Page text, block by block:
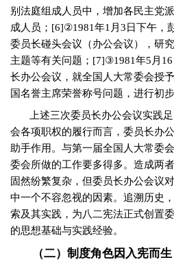
别法庭组成人员中，增加各民主党
成人员； [6]②1981年1 月 3 日下午，
委员长碰头会议（办公会议），研
主题等有关问题； [7]③1981年5 月 16
长办公会议，就全国人大常委会授
国名誉主席荣誉称号问题，进行初
上述三次委员长办公会议实践
会各项职权的履行而言，委员长办
助手作用。与第一届全国人大常委
委会所做的工作要多得多。造成两
固然纷繁复杂，但委员长办公会议
中一个不容忽视的因素。追溯历史
索及其实践，为八二宪法正式创置
的思想基础与实践经验。
（二）制度角色因入宪而生